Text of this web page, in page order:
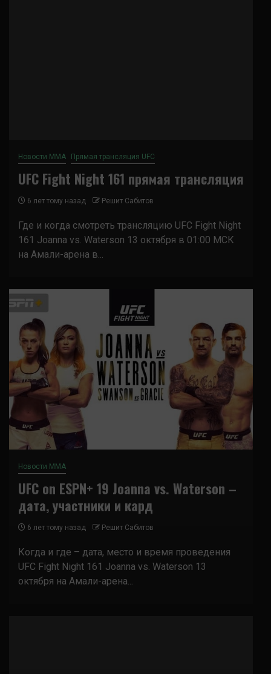
Новости ММА Прямая трансляция UFC
UFC Fight Night 161 прямая трансляция
6 лет тому назад Решит Сабитов
Где и когда смотреть трансляцию UFC Fight Night
161 Joanna vs. Waterson 13 октября в 01:00 МСК
на Амали-арена в...
Новости ММА
UFC on ESPN+ 19 Joanna vs. Waterson –
дата, участники и кард
6 лет тому назад Решит Сабитов
Когда и где – дата, место и время проведения
UFC Fight Night 161 Joanna vs. Waterson 13
октября на Амали-арена...